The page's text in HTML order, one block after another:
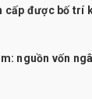
cấp được bố trí
nguồn vốn